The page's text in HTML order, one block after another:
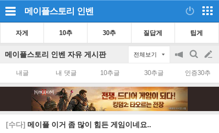
메이플스토리 인벤
자게 10추 30추 질답게 팁게
메이플스토리 인벤 자유 게시판 전체보기
공
on/off
검
색
글
쓰
내글 내 댓글 10추글 30추글 인증30추
[수다] 메이플 이거 좀 많이 힘든 게임이네요..